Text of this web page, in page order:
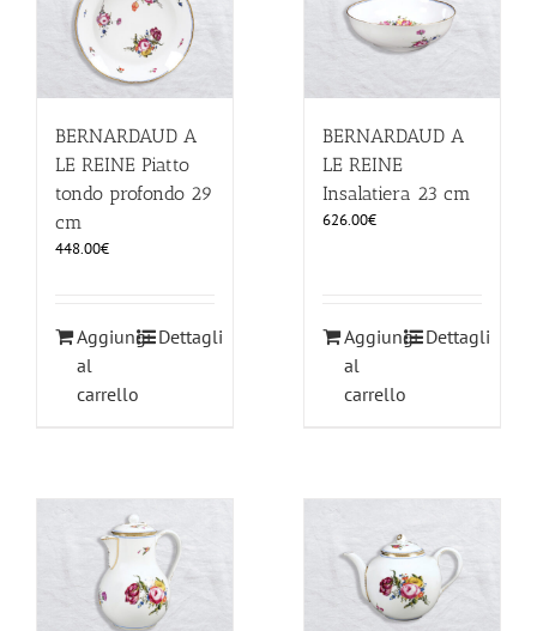
BERNARDAUD A
LE REINE Piatto
tondo profondo 29
cm
448.00€
Aggiungi
al
carrello
Dettagli
BERNARDAUD A
LE REINE
Insalatiera 23 cm
626.00€
Aggiungi
al
carrello
Dettagli